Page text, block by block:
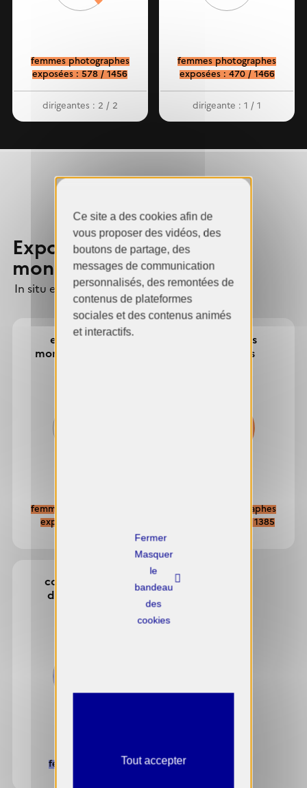
structures culturelles...
dans le secteur...
femmes photographes
exposées : 578 / 1456
dirigeantes : 2 / 2
femmes photographes
exposées : 470 / 1466
dirigeante : 1 / 1
Expositions collectives &
monographiques
In situ et hors les murs
expositions
monographiques
femmes photographes
exposées : 32 / 71
expositions
collectives
femmes photographes
exposées : 546 / 1385
commissaires
d'exposition
femmes : 4 / 4
Ce site a des cookies afin de
vous proposer des vidéos, des
boutons de partage, des
messages de communication
personnalisés, des remontées de
contenus de plateformes
sociales et des contenus animés
et interactifs.
Tout accepter
X
Masquer
le
bandeau
des
cookies